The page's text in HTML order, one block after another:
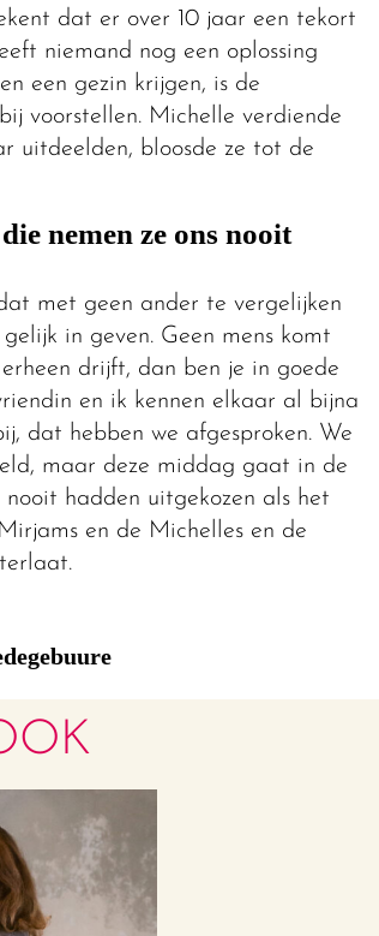
dat er over 10 jaar een tekort
niemand nog een oplossing
een gezin krijgen, is de
voorstellen. Michelle verdiende
uitdeelden, bloosde ze tot de
nemen ze ons nooit
met geen ander te vergelijken
in geven. Geen mens komt
drijft, dan ben je in goede
en ik kennen elkaar al bijna
dat hebben we afgesproken. We
maar deze middag gaat in de
hadden uitgekozen als het
en de Michelles en de